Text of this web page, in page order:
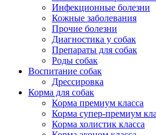
Инфекционные болезни
Кожные заболевания
Прочие болезни
Диагностика у собак
Препараты для собак
Роды собак
Воспитание собак
Дрессировка
Корма для собак
Корма премиум класса
Корма супер-премиум
Корма холистик класса